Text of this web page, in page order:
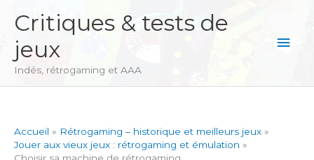
contenu
Critiques & tests de
jeux
Indés, rétrogaming et AAA
Accueil
Rétrogaming – historique et meilleurs jeux
Jouer aux vieux jeux : rétrogaming et émulation